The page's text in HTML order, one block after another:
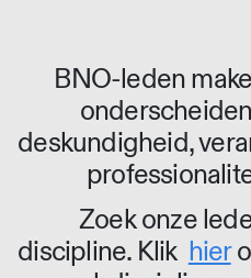
BNO-leden
deskundigheid,
Zoek onze
discipline. Klik hier